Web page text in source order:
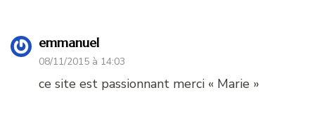
emmanuel
08/11/2015 à 14:03
ce site est passionnant merci « Marie »